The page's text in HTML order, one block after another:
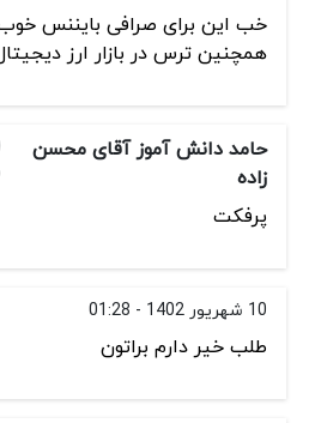
خب این برای صرافی بایننس
همچنین ترس در بازار ارز
حامد دانش آموز آقای محسن
زاده
پرفکت
10 شهریور 1402 - 01:28
طلب خیر دارم براتون